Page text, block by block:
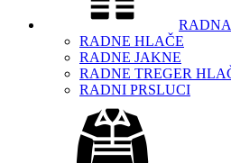
RADNE HLAČE
RADNE JAKNE
RADNE TREGER
RADNI PRSLUCI